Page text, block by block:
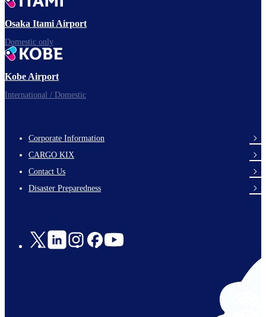
Osaka Itami Airport
Domestic only
Kobe Airport
International / Domestic
footer-
links-
en-
Corporate Information
CARGO KIX
Contact Us
Disaster Preparedness
Social